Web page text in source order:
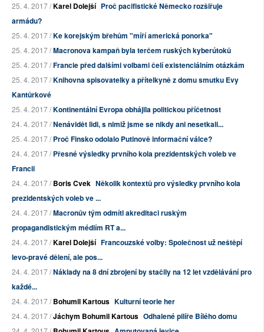
25. 4. 2017 /Karel Dolejší Proč pacifistické Německo rozšiřuje
armádu?
25. 4. 2017 /Ke korejským břehům "míří americká ponorka"
25. 4. 2017 /Macronova kampaň byla terčem ruských kyberútoků
25. 4. 2017 /Francie před dalšími volbami čelí existenciálním otázkám
25. 4. 2017 /Knihovna spisovatelky a přítelkyně z domu smutku Evy
Kantůrkové
25. 4. 2017 /Kontinentální Evropa obhájila politickou příčetnost
24. 4. 2017 /Nenávidět lidi, s nimiž jsme se nikdy ani nesetkali...
25. 4. 2017 /Proč Finsko odolalo Putinově informační válce?
24. 4. 2017 /Přesné výsledky prvního kola prezidentských voleb ve
Francii
24. 4. 2017 /Boris Cvek Několik kontextů pro výsledky prvního kola
prezidentských voleb ve ...
24. 4. 2017 /Macronův tým odmítl akreditaci ruským
propagandistickým médiím RT a...
24. 4. 2017 /Karel Dolejší Francouzské volby: Společnost už neštěpí
levo-pravé dělení, ale pos...
24. 4. 2017 /Náklady na 8 dní zbrojení by stačily na 12 let vzdělávání pro
každé...
24. 4. 2017 /Bohumil Kartous Kulturní teorie her
24. 4. 2017 /Jáchym Bohumil Kartous Odhalené pilíře Bílého domu